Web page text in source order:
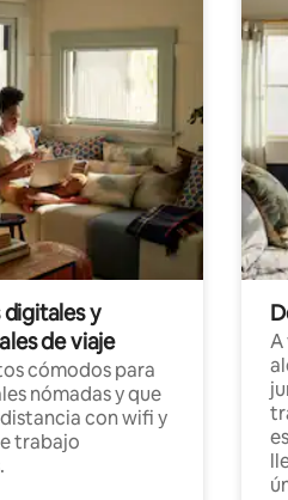
y
de viaje
cómodos para
nómadas y que
con wifi y
trabajo
A